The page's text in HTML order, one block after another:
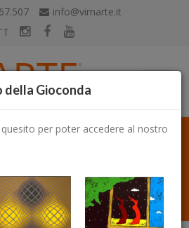
info@vimarte.it
Gioconda
per poter accedere al nostro